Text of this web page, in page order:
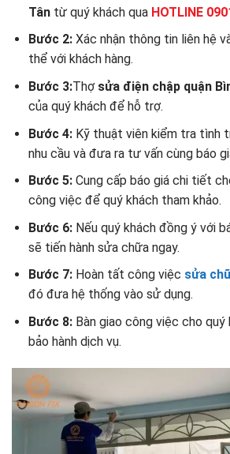
Tântừ quý khách qua HOTLINE
Bước 2: Xác nhận thông tin liên hệ
thể với khách hàng.
Bước 3:Thợ sửađiện chập quận
của quý khách để hỗ trợ.
Bước 4:Kỹ thuật viên kiểm tra tình
nhu cầu và đưa ra tư vấn cùng báo
Bước 5:Cung cấp báo giá chi tiết
công việc để quý khách tham khảo.
Bước 6: Nếu quý khách đồng ý với
sẽ tiến hành sửa chữa ngay.
Bước 7:Hoàn tất công việc sửa
đó đưa hệ thống vào sử dụng.
Bước 8:Bàn giao công việc cho quý
bảo hành dịch vụ.